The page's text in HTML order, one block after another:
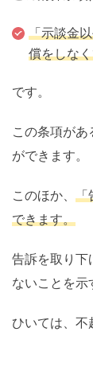
「示談金
償をしな
です。
この条項があ
ができます。
このほか、 「
できます。
告訴を取り下
ないことを示
ひいては、不